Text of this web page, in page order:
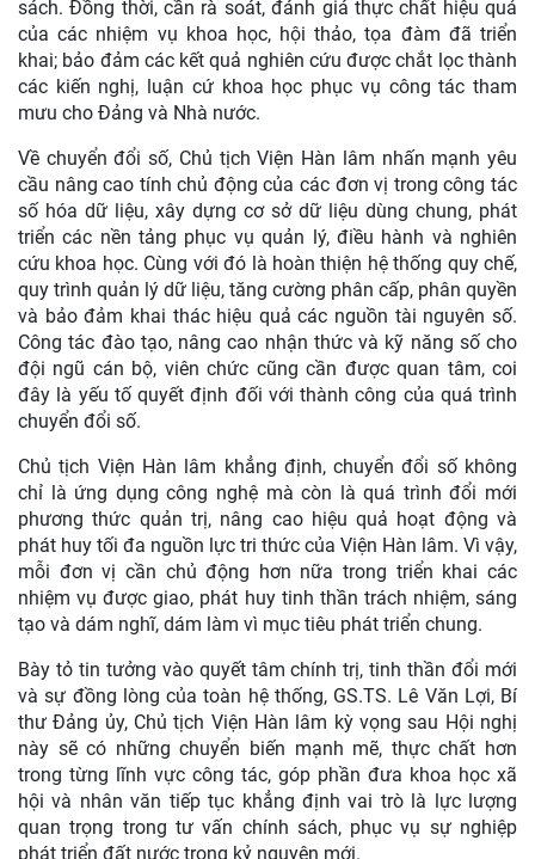
sách. Đồng thời, cần rà soát, đánh giá thực chất hiệu quả
của các nhiệm vụ khoa học, hội thảo, tọa đàm đã triển
khai; bảo đảm các kết quả nghiên cứu được chắt lọc thành
các kiến nghị, luận cứ khoa học phục vụ công tác tham
mưu cho Đảng và Nhà nước.
Về chuyển đổi số, Chủ tịch Viện Hàn lâm nhấn mạnh yêu
cầu nâng cao tính chủ động của các đơn vị trong công tác
số hóa dữ liệu, xây dựng cơ sở dữ liệu dùng chung, phát
triển các nền tảng phục vụ quản lý, điều hành và nghiên
cứu khoa học. Cùng với đó là hoàn thiện hệ thống quy chế,
quy trình quản lý dữ liệu, tăng cường phân cấp, phân quyền
và bảo đảm khai thác hiệu quả các nguồn tài nguyên số.
Công tác đào tạo, nâng cao nhận thức và kỹ năng số cho
đội ngũ cán bộ, viên chức cũng cần được quan tâm, coi
đây là yếu tố quyết định đối với thành công của quá trình
chuyển đổi số.
Chủ tịch Viện Hàn lâm khẳng định, chuyển đổi số không
chỉ là ứng dụng công nghệ mà còn là quá trình đổi mới
phương thức quản trị, nâng cao hiệu quả hoạt động và
phát huy tối đa nguồn lực tri thức của Viện Hàn lâm. Vì vậy,
mỗi đơn vị cần chủ động hơn nữa trong triển khai các
nhiệm vụ được giao, phát huy tinh thần trách nhiệm, sáng
tạo và dám nghĩ, dám làm vì mục tiêu phát triển chung.
Bày tỏ tin tưởng vào quyết tâm chính trị, tinh thần đổi mới
và sự đồng lòng của toàn hệ thống, GS.TS. Lê Văn Lợi, Bí
thư Đảng ủy, Chủ tịch Viện Hàn lâm kỳ vọng sau Hội nghị
này sẽ có những chuyển biến mạnh mẽ, thực chất hơn
trong từng lĩnh vực công tác, góp phần đưa khoa học xã
hội và nhân văn tiếp tục khẳng định vai trò là lực lượng
quan trọng trong tư vấn chính sách, phục vụ sự nghiệp
phát triển đất nước trong kỷ nguyên mới.